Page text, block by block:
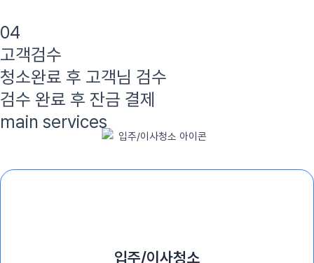
04
고객검수
청소완료 후 고객님 검수
검수 완료 후 잔금 결제
main services
퍼스트클린 주요 서비스
입주/이사청소